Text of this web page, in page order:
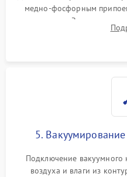
медно-фосфорным
осушителя. Замена
сломанных заслонок или
5.
Подключение вакуумного
воздуха и влаги из